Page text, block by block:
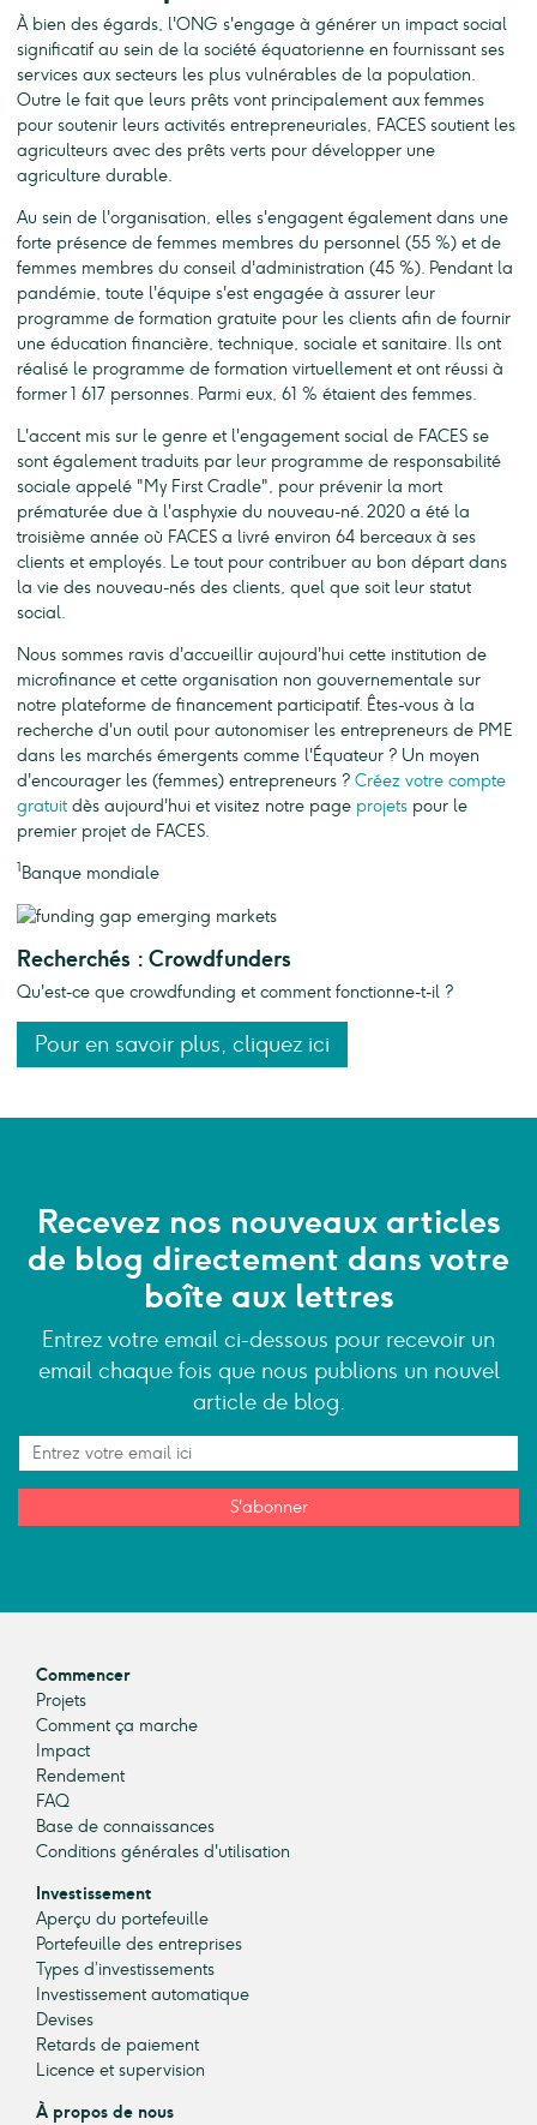
À bien des égards, l'ONG s'engage à générer un impact social
significatif au sein de la société équatorienne en fournissant ses
services aux secteurs les plus vulnérables de la population.
Outre le fait que leurs prêts vont principalement aux femmes
pour soutenir leurs activités entrepreneuriales, FACES soutient les
agriculteurs avec des prêts verts pour développer une
agriculture durable.
Au sein de l'organisation, elles s'engagent également dans une
forte présence de femmes membres du personnel (55 %) et de
femmes membres du conseil d'administration (45 %). Pendant la
pandémie, toute l'équipe s'est engagée à assurer leur
programme de formation gratuite pour les clients afin de fournir
une éducation financière, technique, sociale et sanitaire. Ils ont
réalisé le programme de formation virtuellement et ont réussi à
former 1 617 personnes. Parmi eux, 61 % étaient des femmes.
L'accent mis sur le genre et l'engagement social de FACES se
sont également traduits par leur programme de responsabilité
sociale appelé "My First Cradle", pour prévenir la mort
prématurée due à l'asphyxie du nouveau-né. 2020 a été la
troisième année où FACES a livré environ 64 berceaux à ses
clients et employés. Le tout pour contribuer au bon départ dans
la vie des nouveau-nés des clients, quel que soit leur statut
social.
Nous sommes ravis d'accueillir aujourd'hui cette institution de
microfinance et cette organisation non gouvernementale sur
notre plateforme de financement participatif. Êtes-vous à la
recherche d'un outil pour autonomiser les entrepreneurs de PME
dans les marchés émergents comme l'Équateur ? Un moyen
d'encourager les (femmes) entrepreneurs ? Créez votre compte
gratuitdès aujourd'hui et visitez notre page projets pour le
premier projet de FACES.
1 Banque mondiale
Recherchés : Crowdfunders
Qu'est-ce que crowdfunding et comment fonctionne-t-il ?
Pour en savoir plus, cliquez ici
Recevez nos nouveaux articles
de blog directement dans votre
boîte aux lettres
Entrez votre email ci-dessous pour recevoir un
email chaque fois que nous publions un nouvel
article de blog.
S'abonner
Commencer
Projets
Comment ça marche
Impact
Rendement
FAQ
Base de connaissances
Conditions générales d'utilisation
Investissement
Aperçu du portefeuille
Portefeuille des entreprises
Types d’investissements
Investissement automatique
Devises
Retards de paiement
Licence et supervision
À propos de nous